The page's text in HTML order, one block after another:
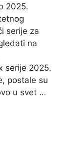
2025.
serije za
na
serije 2025.
postale su
u svet …